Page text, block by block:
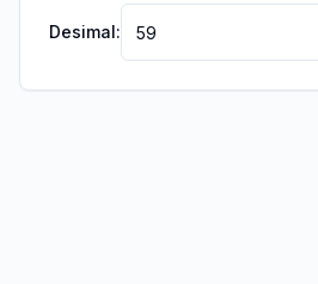
Desimal: